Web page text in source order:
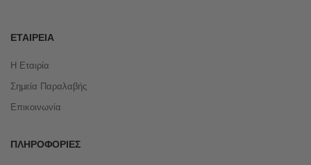
ΕΤΑΙΡΕΊΑ
Η Εταιρία
Σημεία Παραλαβής
Επικοινωνία
ΠΛΗΡΟΦΟΡΊΕΣ